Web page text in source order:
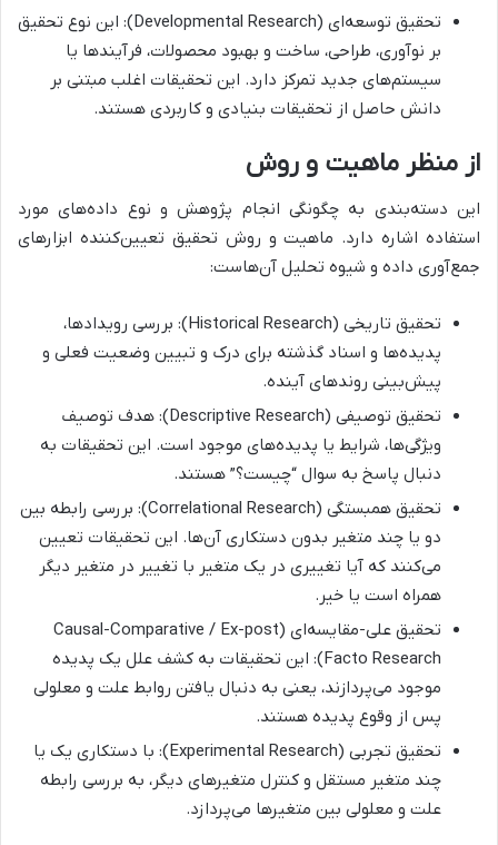
تحقیق توسعه‌ای (Developmental Research): این نوع تحقیق
بر نوآوری، طراحی، ساخت و بهبود محصولات، فرآیندها یا
سیستم‌های جدید تمرکز دارد. این تحقیقات اغلب مبتنی بر
دانش حاصل از تحقیقات بنیادی و کاربردی هستند.
از منظر ماهیت و روش
این دسته‌بندی به چگونگی انجام پژوهش و نوع داده‌های مورد
استفاده اشاره دارد. ماهیت و روش تحقیق تعیین‌کننده ابزارهای
جمع‌آوری داده و شیوه تحلیل آن‌هاست:
تحقیق تاریخی (Historical Research): بررسی رویدادها،
پدیده‌ها و اسناد گذشته برای درک و تبیین وضعیت فعلی و
پیش‌بینی روندهای آینده.
تحقیق توصیفی (Descriptive Research): هدف توصیف
ویژگی‌ها، شرایط یا پدیده‌های موجود است. این تحقیقات به
دنبال پاسخ به سوال “چیست؟” هستند.
تحقیق همبستگی (Correlational Research): بررسی رابطه بین
دو یا چند متغیر بدون دستکاری آن‌ها. این تحقیقات تعیین
می‌کنند که آیا تغییری در یک متغیر با تغییر در متغیر دیگر
همراه است یا خیر.
تحقیق علی-مقایسه‌ای (Causal-Comparative / Ex-post
Facto Research): این تحقیقات به کشف علل یک پدیده
موجود می‌پردازند، یعنی به دنبال یافتن روابط علت و معلولی
پس از وقوع پدیده هستند.
تحقیق تجربی (Experimental Research): با دستکاری یک یا
چند متغیر مستقل و کنترل متغیرهای دیگر، به بررسی رابطه
علت و معلولی بین متغیرها می‌پردازد.